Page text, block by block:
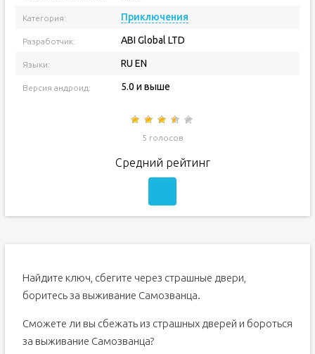
Категория: Приключения
Разработчик: ABI Global LTD
Языки: RU EN
Версия андроид: 5.0 и выше
5 голосов
Средний рейтинг
Найдите ключ, сбегите через страшные двери,
боритесь за выживание Самозванца.
Сможете ли вы сбежать из страшных дверей и бороться
за выживание Самозванца?